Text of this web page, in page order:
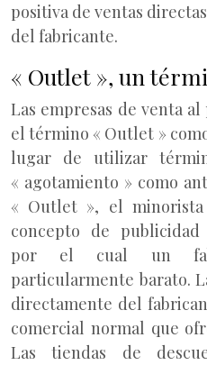
positiva de ventas
del fabricante.
« Outlet », un
Las empresas de venta
el término « Outlet »
lugar de utilizar
« agotamiento » como
« Outlet », el
concepto de
por el cual un
particularmente barato.
directamente del
comercial normal que
Las tiendas de